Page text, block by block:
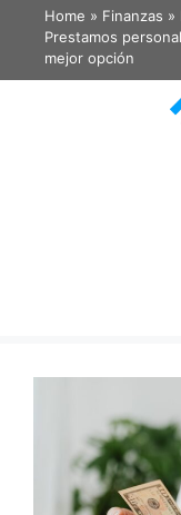
Home » Finanzas »
Prestamos
mejor opción